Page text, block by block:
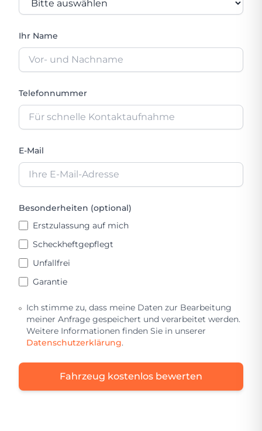
Ihr Name
Telefonnummer
E-Mail
Besonderheiten (optional)
Erstzulassung auf mich
Scheckheftgepflegt
Unfallfrei
Garantie
Ich stimme zu, dass meine Daten zur Bearbeitung
meiner Anfrage gespeichert und verarbeitet werden.
Weitere Informationen finden Sie in unserer
Datenschutzerklärung.
Fahrzeug kostenlos bewerten